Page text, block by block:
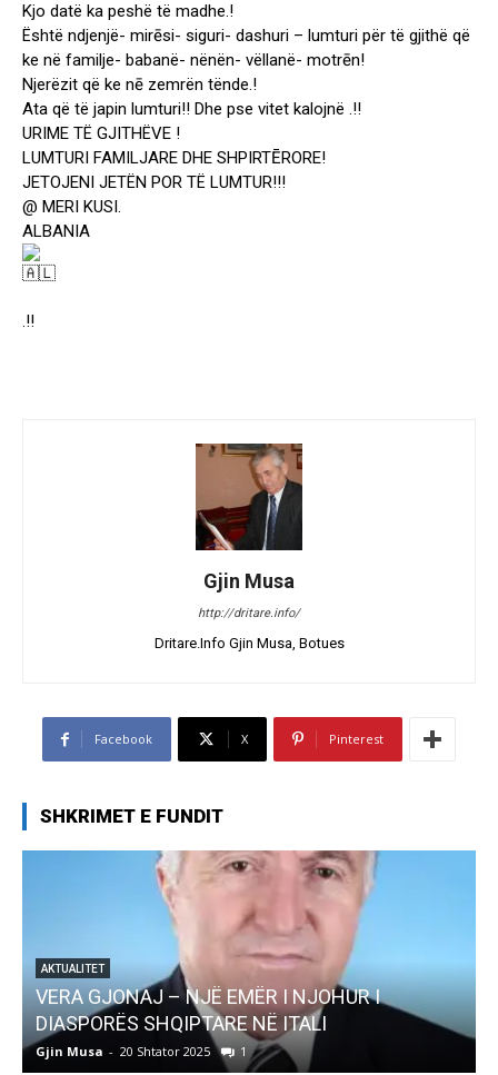
Kjo datë ka peshë të madhe.!
Është ndjenjë- mirēsi- siguri- dashuri – lumturi për të gjithë që
ke në familje- babanë- nënën- vëllanë- motrēn!
Njerëzit që ke nē zemrën tënde.!
Ata që të japin lumturi!! Dhe pse vitet kalojnë .!!
URIME TË GJITHËVE !
LUMTURI FAMILJARE DHE SHPIRTĒRORE!
JETOJENI JETËN POR TË LUMTUR!!!
@ MERI KUSI.
ALBANIA
.!!
Gjin Musa
http://dritare.info/
Dritare.Info Gjin Musa, Botues
Facebook X Pinterest
SHKRIMET E FUNDIT
AKTUALITET
VERA GJONAJ – NJË EMËR I NJOHUR I
DIASPORËS SHQIPTARE NË ITALI
Gjin Musa - 20 Shtator 2025 1